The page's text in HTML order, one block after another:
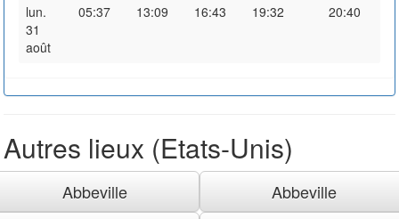
lun.
31
août
05:37 13:09 16:43 19:32 20:40
Autres lieux (Etats-Unis)
Abbeville
Abbeville